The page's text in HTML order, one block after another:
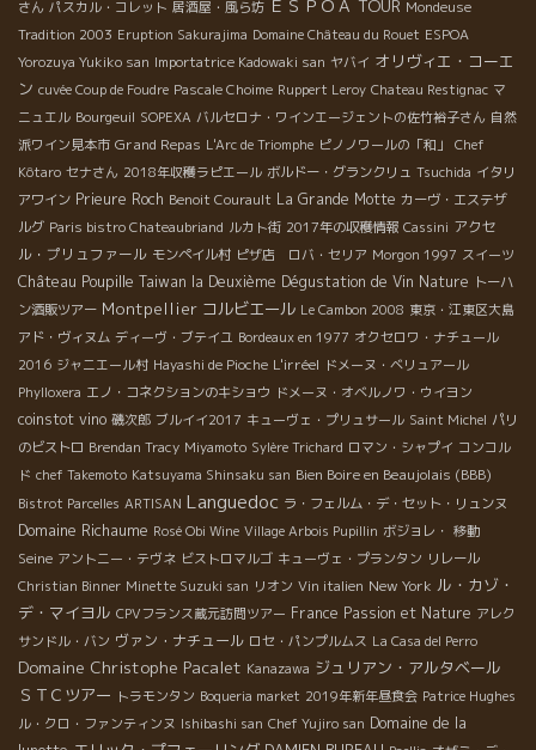
さん パスカル・コレット 居酒屋・風ら坊 ＥＳＰＯＡ TOUR Mondeuse
Tradition 2003 Eruption Sakurajima Domaine Château du Rouet ESPOA
Yorozuya Yukiko san Importatrice Kadowaki san ヤバイ オリヴィエ・コーエ
ン cuvée Coup de Foudre Pascale Choime Ruppert Leroy Chateau Restignac マ
ニュエル Bourgeuil SOPEXA バルセロナ・ワインエージェントの佐竹裕子さん 自然
派ワイン見本市 Grand Repas L'Arc de Triomphe ピノノワールの「和」
Chef
Kôtaro セナさん 2018年収穫ラピエール ボルドー・グランクリュ Tsuchida イタリ
アワイン Prieure Roch Benoit Courault La Grande Motte カーヴ・エステザ
ルグ Paris bistro Chateaubriand ルカト街 2017年の収穫情報 Cassini アクセ
ル・プリュファール モンペイル村 ピザ店 ロバ・セリア Morgon 1997 スイーツ
Château Poupille Taiwan la Deuxième Dégustation de Vin Nature トーハ
ン酒販ツアー Montpellier コルビエール Le Cambon 2008 東京・江東区大島
アド・ヴィヌム ディーヴ・ブテイユ Bordeaux en 1977 オクセロワ・ナチュール
2016 ジャニエール村 Hayashi de Pioche L'irréel ドメーヌ・ベリュアール
Phylloxera エノ・コネクションのキショウ ドメーヌ・オベルノワ・ウイヨン
coinstot vino 磯次郎 ブルイイ2017 キューヴェ・プリュサール Saint Michel パリ
のビストロ Brendan Tracy Miyamoto Sylère Trichard ロマン・シャプイ コンコル
ド chef Takemoto Katsuyama Shinsaku san Bien Boire en Beaujolais (BBB)
Bistrot Parcelles ARTISAN Languedoc ラ・フェルム・デ・セット・リュンヌ
Domaine Richaume Rosé Obi Wine Village Arbois Pupillin ボジョレ・ 移動
Seine アントニー・テヴネ ビストロマルゴ キューヴェ・プランタン リレール
Christian Binner Minette Suzuki san リオン Vin italien New York ル・カゾ・
デ・マイヨル CPVフランス蔵元訪問ツアー France Passion et Nature アレク
サンドル・バン ヴァン・ナチュール ロセ・パンプルムス La Casa del Perro
Domaine Christophe Pacalet Kanazawa ジュリアン・アルタベール
ＳＴＣツアー トラモンタン Boqueria market 2019年新年昼食会 Patrice Hughes
ル・クロ・ファンティンヌ Ishibashi san Chef Yujiro san Domaine de la